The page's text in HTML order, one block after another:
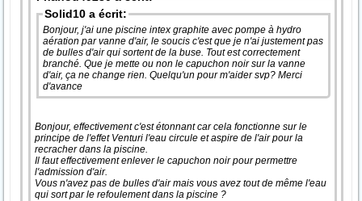
Solid10 a écrit:
Bonjour, j'ai une piscine intex graphite avec pompe à hydro
aération par vanne d'air, le soucis c'est que je n'ai justement pas
de bulles d'air qui sortent de la buse. Tout est correctement
branché. Que je mette ou non le capuchon noir sur la vanne
d'air, ça ne change rien. Quelqu'un pour m'aider svp? Merci
d'avance
Bonjour, effectivement c'est étonnant car cela fonctionne sur le
principe de l'effet Venturi l'eau circule et aspire de l'air pour la
recracher dans la piscine.
Il faut effectivement enlever le capuchon noir pour permettre
l'admission d'air.
Vous n'avez pas de bulles d'air mais vous avez tout de même l'eau
qui sort par le refoulement dans la piscine ?